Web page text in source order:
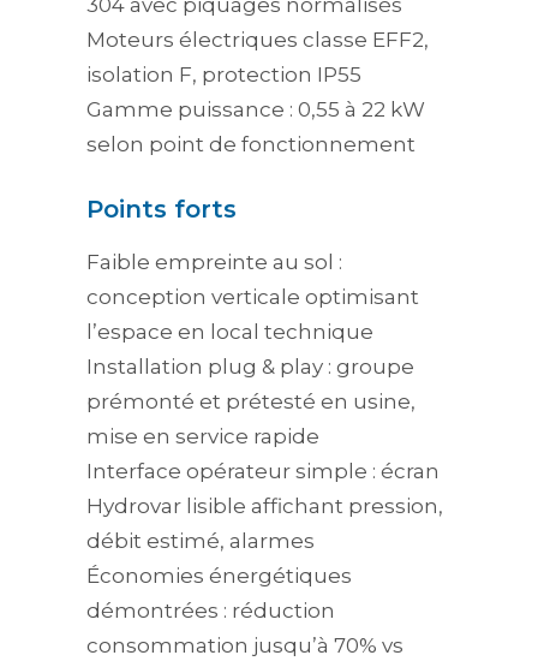
304 avec piquages normalisés
Moteurs électriques classe EFF2,
isolation F, protection IP55
Gamme puissance : 0,55 à 22 kW
selon point de fonctionnement
Points forts
Faible empreinte au sol :
conception verticale optimisant
l’espace en local technique
Installation plug & play : groupe
prémonté et prétesté en usine,
mise en service rapide
Interface opérateur simple : écran
Hydrovar lisible affichant pression,
débit estimé, alarmes
Économies énergétiques
démontrées : réduction
consommation jusqu’à 70% vs